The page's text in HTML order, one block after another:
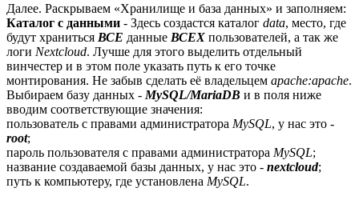
Далее. Раскрываем «Хранилище и база данных» и заполняем:
Каталог с данными - Здесь создастся каталог data, место, где
будут храниться ВСЕ данные ВСЕХ пользователей, а так же
логи Nextcloud. Лучше для этого выделить отдельный
винчестер и в этом поле указать путь к его точке
монтирования. Не забыв сделать её владельцем apache:apache.
Выбираем базу данных - MySQL/MariaDB и в поля ниже
вводим соответствующие значения:
пользователь с правами администратора MySQL, у нас это -
root;
пароль пользователя с правами администратора MySQL;
название создаваемой базы данных, у нас это - nextcloud;
путь к компьютеру, где установлена MySQL.